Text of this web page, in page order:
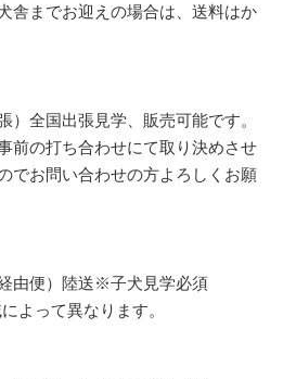
舎までお迎えの場合は、送料はか
）全国出張見学、販売可能です。
前の打ち合わせにて取り決めさせ
でお問い合わせの方よろしくお願
由便）陸送※子犬見学必須
よって異なります。